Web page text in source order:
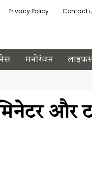
Privacy Policy Contact
मनोरंजन
और